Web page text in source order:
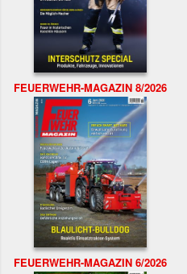
FEUERWEHR-MAGAZIN 8/2026
FEUERWEHR-MAGAZIN 6/2026